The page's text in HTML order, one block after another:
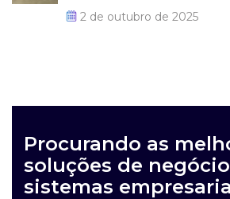
2 de outubro de 2025
Procurando as
soluções de
sistemas